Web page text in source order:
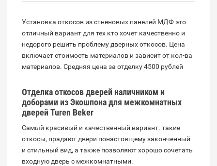
Установка откосов из стненовых панелей МДФ это
отличный вариант для тех кто хочет качественно и
недорого решить проблему дверных откосов. Цена
включает стоимость материалов и зависит от кол-ва
материалов. Средняя цена за отделку 4500 рублей
Отделка откосов дверей наличником и
доборами из Экошпона для межкомнатных
дверей Turen Beker
Самый красивый и качественный вариант. такие
откосы, прадают двери понастоящему законченный
и стильный вид, а также позволяют хорошо сочетать
входную дверь с межкомнатными.